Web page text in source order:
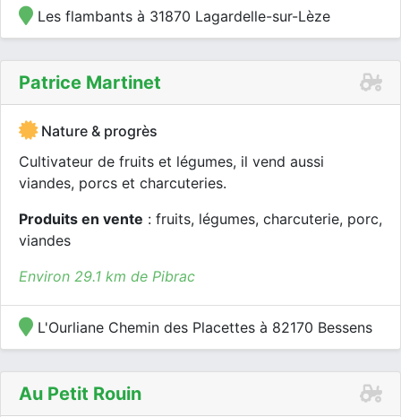
Les flambants à 31870 Lagardelle-sur-Lèze
Patrice Martinet
Nature & progrès
Cultivateur de fruits et légumes, il vend aussi
viandes, porcs et charcuteries.
Produits en vente : fruits, légumes, charcuterie, porc,
viandes
Environ 29.1 km de Pibrac
L'Ourliane Chemin des Placettes à 82170 Bessens
Au Petit Rouin